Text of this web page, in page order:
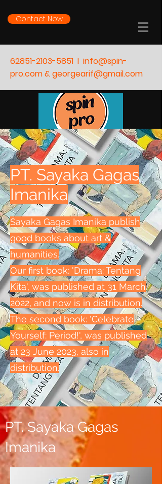
Contact Now
62851-2103-5851 I info@spin-
pro.com & georgearif@gmail.com
PT. Sayaka Gagas
Imanika
Sayaka Gagas Imanika publish
good books about art &
humanities.
Our first book: 'Drama: Tentang
Kita', was published at 31 March
2022, and now is in distribution.
The second book: 'Celebrate
Yourself: Period!', was published
at 23 June 2023, also in
distribution.
PT. Sayaka Gagas
Imanika